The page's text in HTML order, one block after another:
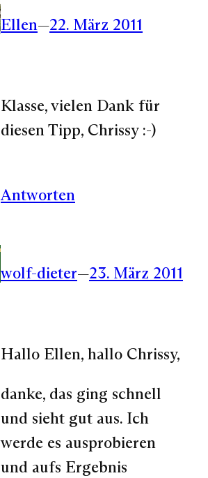
Ellen—22. März 2011
Klasse, vielen Dank für
diesen Tipp, Chrissy :-)
Antworten
wolf-dieter—23. März 2011
Hallo Ellen, hallo Chrissy,
danke, das ging schnell
und sieht gut aus. Ich
werde es ausprobieren
und aufs Ergebnis